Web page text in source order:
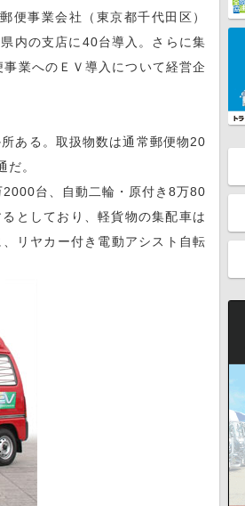
便事業会社（東京都千代田区）
内の支店に40台導入。さらに集
業へのＥＶ導入について経営企
ある。取扱物数は通常郵便物20
。
台、自動二輪・原付き8万80
としており、軽貨物の集配車は
リヤカー付き電動アシスト自転